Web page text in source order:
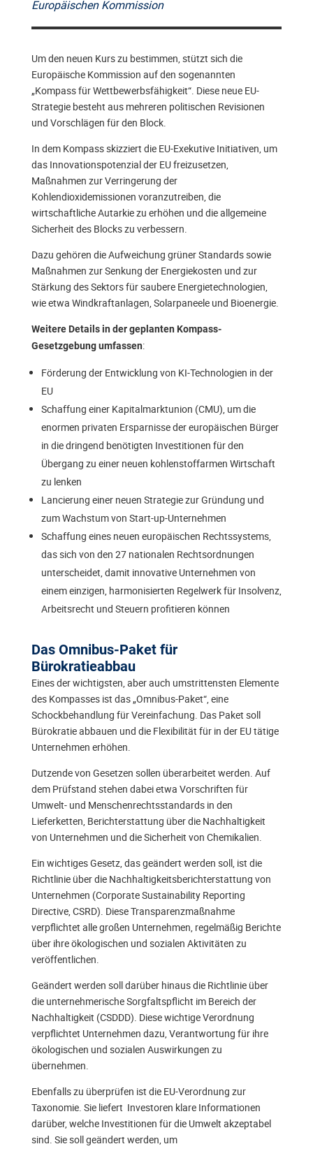
Europäischen Kommission
Um den neuen Kurs zu bestimmen, stützt sich die
Europäische Kommission auf den sogenannten
„Kompass für Wettbewerbsfähigkeit“. Diese neue EU-
Strategie besteht aus mehreren politischen Revisionen
und Vorschlägen für den Block.
In dem Kompass skizziert die EU-Exekutive Initiativen, um
das Innovationspotenzial der EU freizusetzen,
Maßnahmen zur Verringerung der
Kohlendioxidemissionen voranzutreiben, die
wirtschaftliche Autarkie zu erhöhen und die allgemeine
Sicherheit des Blocks zu verbessern.
Dazu gehören die Aufweichung grüner Standards sowie
Maßnahmen zur Senkung der Energiekosten und zur
Stärkung des Sektors für saubere Energietechnologien,
wie etwa Windkraftanlagen, Solarpaneele und Bioenergie.
Weitere Details in der geplanten Kompass-
Gesetzgebung umfassen:
Förderung der Entwicklung von KI-Technologien in der
EU
Schaffung einer Kapitalmarktunion (CMU), um die
enormen privaten Ersparnisse der europäischen Bürger
in die dringend benötigten Investitionen für den
Übergang zu einer neuen kohlenstoffarmen Wirtschaft
zu lenken
Lancierung einer neuen Strategie zur Gründung und
zum Wachstum von Start-up-Unternehmen
Schaffung eines neuen europäischen Rechtssystems,
das sich von den 27 nationalen Rechtsordnungen
unterscheidet, damit innovative Unternehmen von
einem einzigen, harmonisierten Regelwerk für Insolvenz,
Arbeitsrecht und Steuern profitieren können
Das Omnibus-Paket für
Bürokratieabbau
Eines der wichtigsten, aber auch umstrittensten Elemente
des Kompasses ist das „Omnibus-Paket“, eine
Schockbehandlung für Vereinfachung. Das Paket soll
Bürokratie abbauen und die Flexibilität für in der EU tätige
Unternehmen erhöhen.
Dutzende von Gesetzen sollen überarbeitet werden. Auf
dem Prüfstand stehen dabei etwa Vorschriften für
Umwelt- und Menschenrechtsstandards in den
Lieferketten, Berichterstattung über die Nachhaltigkeit
von Unternehmen und die Sicherheit von Chemikalien.
Ein wichtiges Gesetz, das geändert werden soll, ist die
Richtlinie über die Nachhaltigkeitsberichterstattung von
Unternehmen (Corporate Sustainability Reporting
Directive, CSRD). Diese Transparenzmaßnahme
verpflichtet alle großen Unternehmen, regelmäßig Berichte
über ihre ökologischen und sozialen Aktivitäten zu
veröffentlichen.
Geändert werden soll darüber hinaus die Richtlinie über
die unternehmerische Sorgfaltspflicht im Bereich der
Nachhaltigkeit (CSDDD). Diese wichtige Verordnung
verpflichtet Unternehmen dazu, Verantwortung für ihre
ökologischen und sozialen Auswirkungen zu
übernehmen.
Ebenfalls zu überprüfen ist die EU-Verordnung zur
Taxonomie. Sie liefert Investoren klare Informationen
darüber, welche Investitionen für die Umwelt akzeptabel
sind. Sie soll geändert werden, um